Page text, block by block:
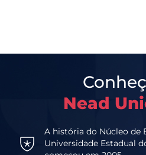
Nead
A história do Núcleo de
Universidade Estadual